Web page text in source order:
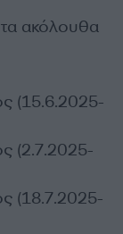
τα ακόλουθα
(15.6.2025-
(2.7.2025-
(18.7.2025-